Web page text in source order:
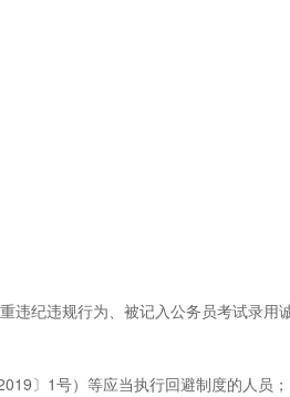
纪违规行为、被记入公务员考试录
〕1号）等应当执行回避制度的人员；